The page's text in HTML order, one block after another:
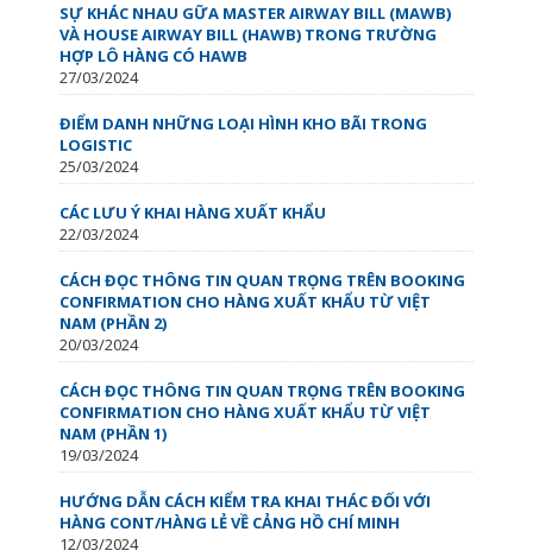
SỰ KHÁC NHAU GỮA MASTER AIRWAY BILL (MAWB)
VÀ HOUSE AIRWAY BILL (HAWB) TRONG TRƯỜNG
HỢP LÔ HÀNG CÓ HAWB
27/03/2024
ĐIỂM DANH NHỮNG LOẠI HÌNH KHO BÃI TRONG
LOGISTIC
25/03/2024
CÁC LƯU Ý KHAI HÀNG XUẤT KHẨU
22/03/2024
CÁCH ĐỌC THÔNG TIN QUAN TRỌNG TRÊN BOOKING
CONFIRMATION CHO HÀNG XUẤT KHẨU TỪ VIỆT
NAM (PHẦN 2)
20/03/2024
CÁCH ĐỌC THÔNG TIN QUAN TRỌNG TRÊN BOOKING
CONFIRMATION CHO HÀNG XUẤT KHẨU TỪ VIỆT
NAM (PHẦN 1)
19/03/2024
HƯỚNG DẪN CÁCH KIỂM TRA KHAI THÁC ĐỐI VỚI
HÀNG CONT/HÀNG LẺ VỀ CẢNG HỒ CHÍ MINH
12/03/2024